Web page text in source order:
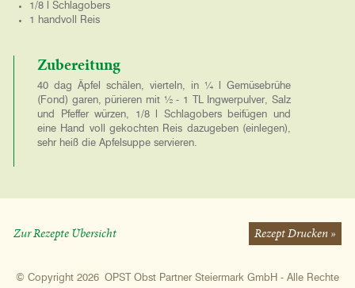
1/8 l Schlagobers
1 handvoll Reis
Zubereitung
40 dag Äpfel schälen, vierteln, in ¼ l Gemüsebrühe
(Fond) garen, pürieren mit ½ - 1 TL Ingwerpulver, Salz
und Pfeffer würzen, 1/8 l Schlagobers beifügen und
eine Hand voll gekochten Reis dazugeben (einlegen),
sehr heiß die Apfelsuppe servieren.
Zur Rezepte Übersicht RezeptDrucken »
© Copyright 2026 OPST Obst Partner Steiermark GmbH - Alle Rechte